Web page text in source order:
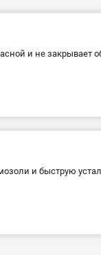
и не закрывает
и быструю